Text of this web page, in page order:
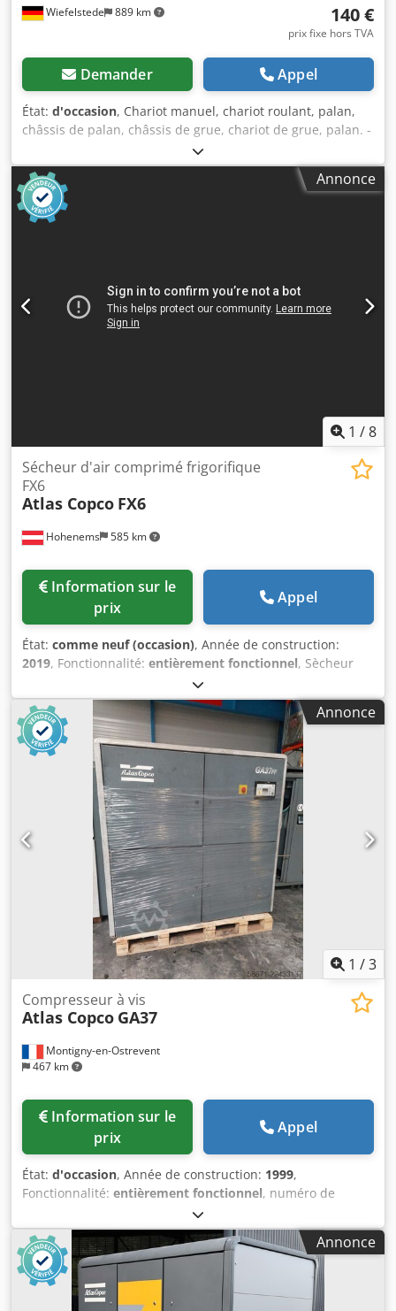
Wiefelstede 889 km 140 €
prix fixe hors TVA
Demander Appel
État: d'occasion, Chariot manuel, chariot roulant, palan,
châssis de palan, châssis de grue, chariot de grue, palan. -
Largeur du cadre : max. 100 mm - Capacité de charge :
2 500 kg - Dimensions : 327 / 200 / H270 mm - Poids : 27 kg
Dkodpfx Ajd N Rt Dshhsr
Annonce
1 /8
Hohenems 585 km
Sécheur d'air comprimé frigorifique
FX6
Atlas Copco FX6
prix
Appel
État: comme neuf (occasion), Année de construction:
2019, Fonctionnalité: entièrement fonctionnel, Sècheur
frigorifique Atlas Copco FX6 d'occasion 2,34 m³/min Dodpfx
Ahjzrtbijhokr 14 bars Année de fabrication : 2019
Annonce
1 /3
Montigny-en-Ostrevent
467 km
Compresseur à vis
Atlas Copco GA37
prix
Appel
État: d'occasion, Année de construction: 1999,
Fonctionnalité: entièrement fonctionnel, numéro de
AII362754, puissance:
pression de service:7 barre, Équipement:Plaque
signalétique disponible, compresseur, système d'air
comprimé, Le compresseur lubrifié Atlas Copco GA37 est
une machine puissante et fiable, conçue pour offrir des
performances optimales dans divers environnements
Annonce